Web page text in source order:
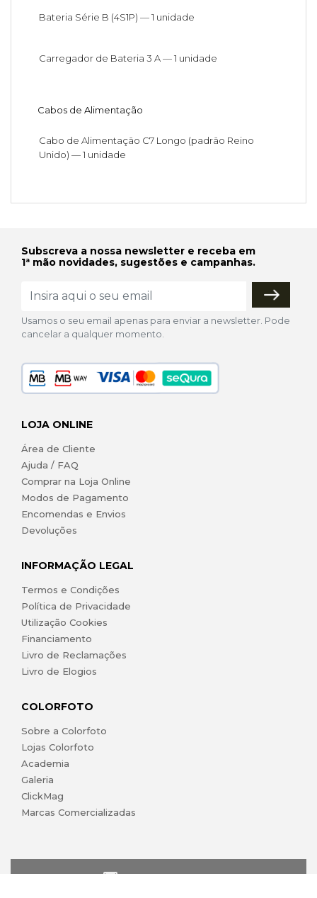
Bateria Série B (4S1P) — 1 unidade
Carregador de Bateria 3 A — 1 unidade
Cabos de Alimentação
Cabo de Alimentação C7 Longo (padrão Reino
Unido) — 1 unidade
Subscreva a nossa newsletter e receba em
1ª mão novidades, sugestões e campanhas.
Usamos o seu email apenas para enviar a newsletter. Pode
cancelar a qualquer momento.
LOJA ONLINE
Área de Cliente
Ajuda / FAQ
Comprar na Loja Online
Modos de Pagamento
Encomendas e Envios
Devoluções
INFORMAÇÃO LEGAL
Termos e Condições
Política de Privacidade
Utilização Cookies
Financiamento
Livro de Reclamações
Livro de Elogios
COLORFOTO
Sobre a Colorfoto
Lojas Colorfoto
Academia
Galeria
ClickMag
Marcas Comercializadas
lojaonline@colorfoto.pt